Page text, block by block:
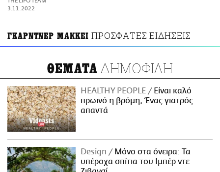
ΑΜΠΑ
3.11.2022
ΓΚΑΡΝΤΝΕΡ ΜΑΚΚΕΙ ΠΡΟΣΦΑΤΕΣ ΕΙΔΗΣΕΙΣ
ΘΕΜΑΤΑ ΔΗΜΟΦΙΛΗ
HEALTHY PEOPLE
Είναι καλό
πρωινό η βρόμη; Ένας γιατρός
απαντά
Design
Μόνο στα όνειρα: Τα
υπέροχα σπίτια του Ιμπέρ ντε